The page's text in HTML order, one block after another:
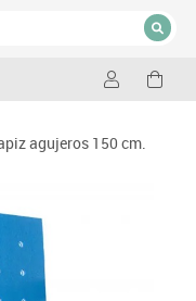
CERRAR
agujeros 150 cm.